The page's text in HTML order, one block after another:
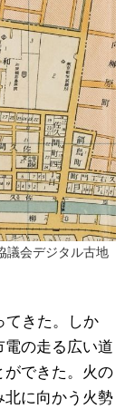
議会デジタル古地
てきた。しか
の走る広い道
できた。火の
に向かう火勢